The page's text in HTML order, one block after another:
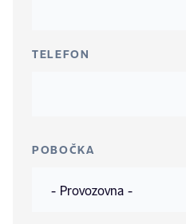
TELEFON
POBOČKA